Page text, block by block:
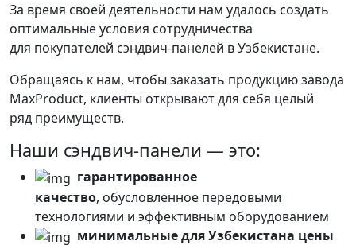
За время своей деятельности нам удалось создать
оптимальные условия сотрудничества
для покупателей сэндвич-панелей в Узбекистане.
Обращаясь к нам, чтобы заказать продукцию завода
MaxProduct, клиенты открывают для себя целый
ряд преимуществ.
Наши сэндвич-панели — это:
гарантированное
качество, обусловленное передовыми
технологиями и эффективным оборудованием
минимальные для Узбекистана цены